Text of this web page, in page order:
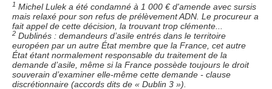
1 Michel Lulek a été condamné à 1 000 € d'amende avec sursis
mais relaxé pour son refus de prélèvement ADN. Le procureur a
fait appel de cette décision, la trouvant trop clémente...
2 Dublinés : demandeurs d’asile entrés dans le territoire
européen par un autre État membre que la France, cet autre
État étant normalement responsable du traitement de la
demande d’asile, même si la France possède toujours le droit
souverain d’examiner elle-même cette demande - clause
discrétionnaire (accords dits de « Dublin 3 »).